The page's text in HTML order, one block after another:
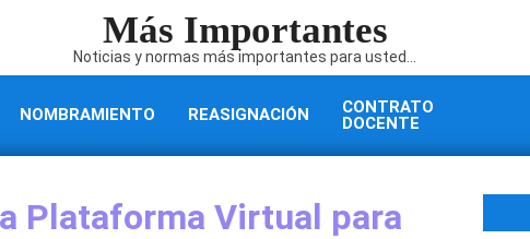
Más Importantes
Noticias y normas más importantes para usted...
NOMBRAMIENTO REASIGNACIÓN
CONTRATO
DOCENTE
Plataforma Virtual para